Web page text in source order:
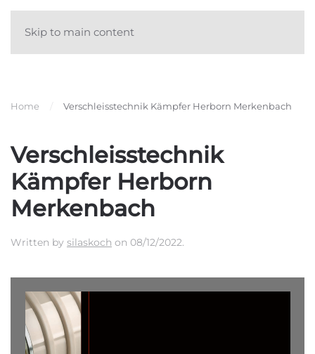
Skip to main content
Home Verschleisstechnik Kämpfer Herborn Merkenbach
Verschleisstechnik
Kämpfer Herborn
Merkenbach
Written by silaskoch on 08/12/2022.